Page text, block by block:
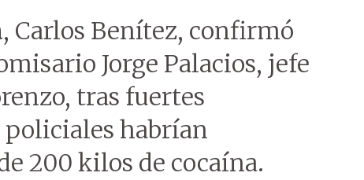
, Carlos Benítez, confirmó
Jorge Palacios, jefe
tras fuertes
policiales habrían
200 kilos de cocaína.